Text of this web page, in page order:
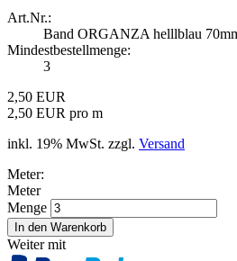
Art.Nr.:
Band ORGANZA helllblau
Mindestbestellmenge:
3
2,50 EUR
2,50 EUR pro m
inkl. 19% MwSt. zzgl. Versand
Meter:
Meter
Menge
Weiter mit